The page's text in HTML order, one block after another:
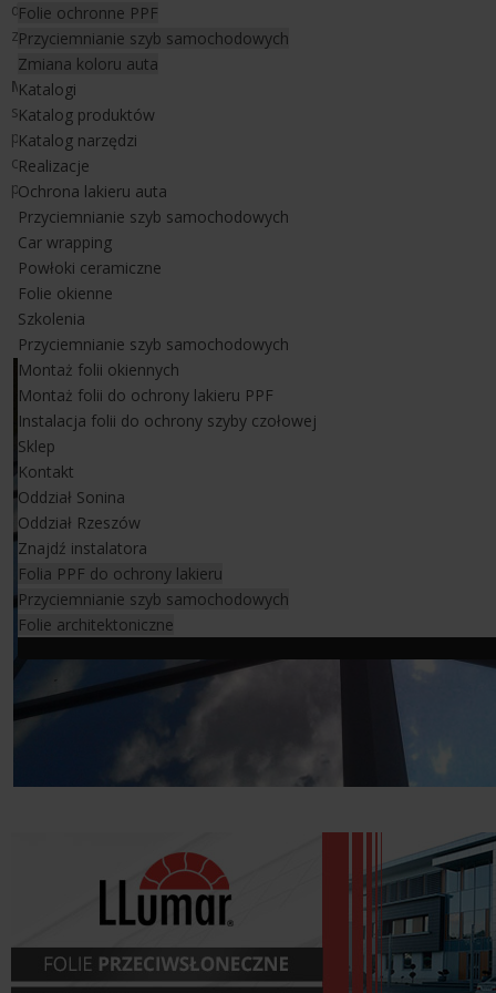
Folie ochronne PPF
Przyciemnianie szyb samochodowych
Zmiana koloru auta
Katalogi
Katalog produktów
Katalog narzędzi
Realizacje
Ochrona lakieru auta
Przyciemnianie szyb samochodowych
Car wrapping
Powłoki ceramiczne
Folie okienne
Szkolenia
Przyciemnianie szyb samochodowych
Montaż folii okiennych
Montaż folii do ochrony lakieru PPF
Instalacja folii do ochrony szyby czołowej
Sklep
Kontakt
Oddział Sonina
Oddział Rzeszów
Znajdź instalatora
Folia PPF do ochrony lakieru
Przyciemnianie szyb samochodowych
Folie architektoniczne
doskonale poradziła sobie z tym problemem. Temperatura
została obniżona o kilka stopni (od 5 do 7 stopni C).
Montaż folii okiennej
skomplikowany. Trwał trzy dni i był przeprowadzony ze specjalnie
przygotowanej - skręconej konstrukcji. Z uwagi na liczne skosy
okien/ przeszkleń świetlika, gwarancja na tego typu folie
przeciwsłoneczne wynosi 5 lat.
Montaż folii przeciwsłonecznej w
budynku usługowym Rzeszów